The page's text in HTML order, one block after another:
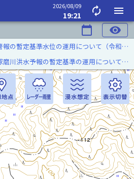
2026/08/09
19:21 autorenew
menu
calendar_today visibility
令和８年熊本地震に伴う水防警報の暫定基準水位の運用について（令和８年８月７日）
「令和８年熊本地震」に伴う球磨川洪水予報の暫定基準の運用について（令和８年８月５日）